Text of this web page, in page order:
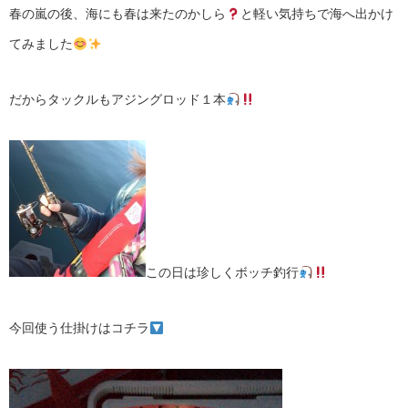
春の嵐の後、海にも春は来たのかしら と軽い気持ちで海へ出かけ
てみました
だからタックルもアジングロッド１本
この日は珍しくボッチ釣行
今回使う仕掛けはコチラ